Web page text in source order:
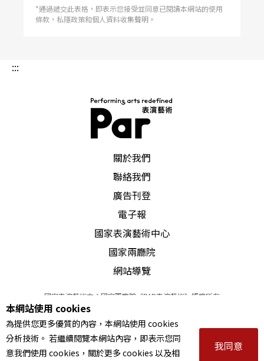
*通過遞交此表格，即表示您接受並同意已閱讀本網站的使用
條款，私隱政策和個人資料收集聲明。
:::
關於我們
聯絡我們
廣告刊登
電子報
國家表演藝術中心
國家兩廳院
網站導覽
國家表演藝術中心國家兩廳院《PAR表演藝術》版權所有
© 2022Performing arts redefined. All Rights Reserved
統一編號 Tax Id number 00973926
本站所提供相關演出資訊，如有異動應以主辦單位公告為準。
服務條款｜隱私權聲明｜著作權聲明
本網站使用 cookies
為提供您更多優質的內容，本網站使用 cookies
分析技術。 若繼續閱覽本網站內容，即表示您同
意我們使用 cookies，關於更多 cookies 以及相
我同意